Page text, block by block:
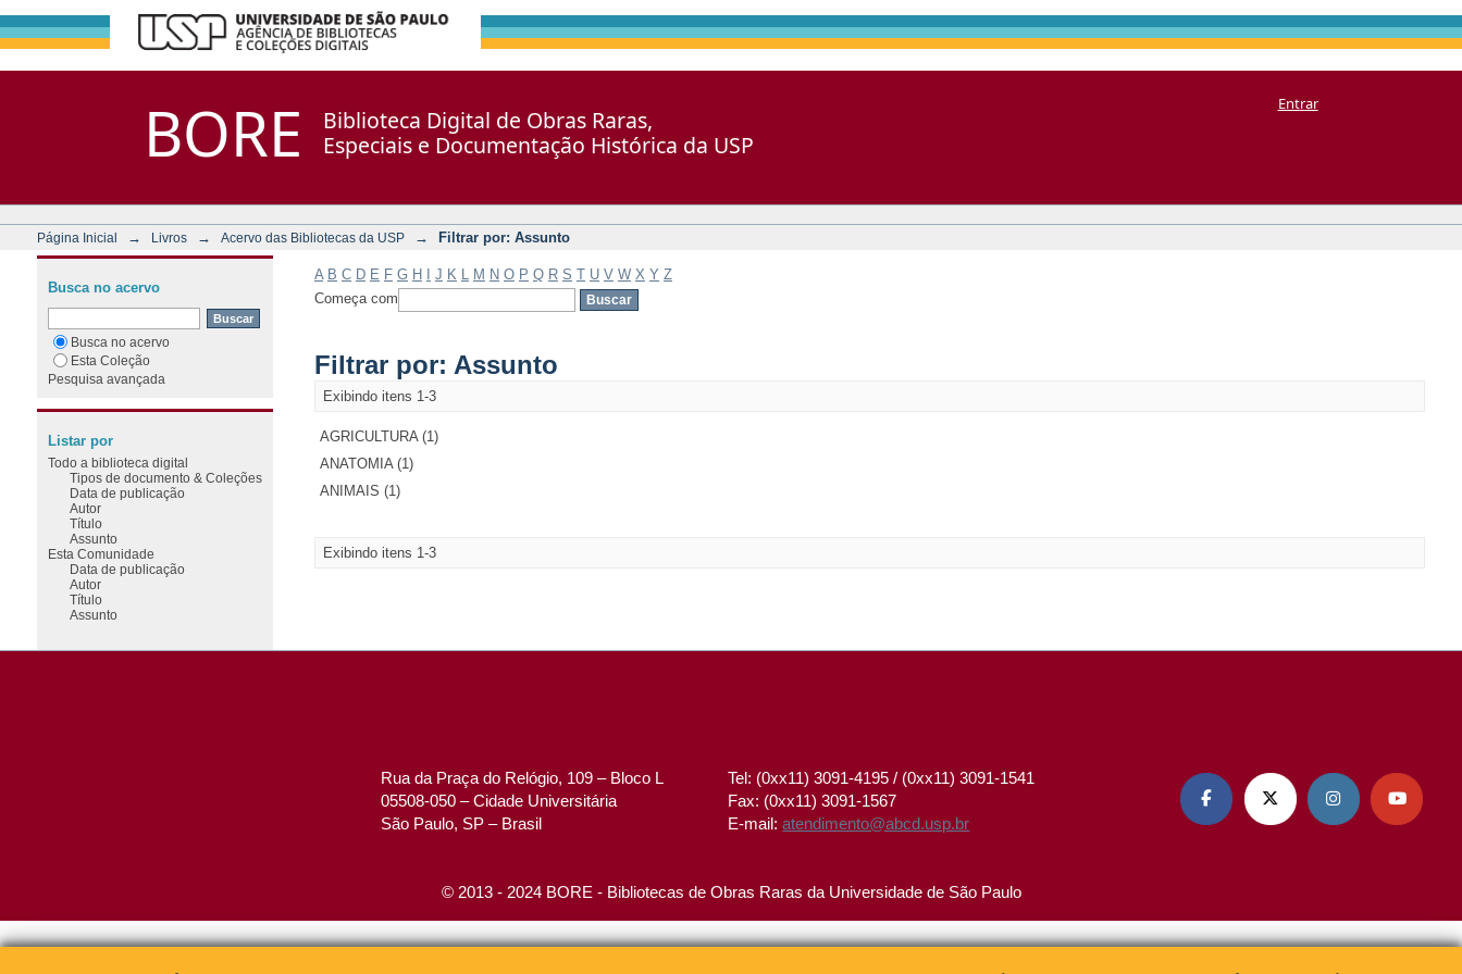
BORE
Biblioteca Digital de Obras Raras,
Especiais e Documentação Histórica da USP
Entrar
Página Inicial → Livros → Acervo das Bibliotecas da USP → Filtrar por: Assunto
A B C D E F G H J K M N O P Q R S T U V W X Y Z
Começa com
Filtrar por: Assunto
Exibindo itens 1-3
AGRICULTURA (1)
ANATOMIA (1)
ANIMAIS (1)
Exibindo itens 1-3
Busca no acervo
Busca no acervo
Esta Coleção
Pesquisa avançada
Listar por
Todo a biblioteca digital
Tipos de documento & Coleções
Data de publicação
Autor
Título
Assunto
Esta Comunidade
Data de publicação
Autor
Título
Assunto
Rua da Praça do Relógio, 109 – Bloco L
05508-050 – Cidade Universitária
São Paulo, SP – Brasil
Tel: (0xx11) 3091-4195 / (0xx11) 3091-1541
Fax: (0xx11) 3091-1567
E-mail:atendimento@abcd.usp.br
   
© 2013 - 2024 BORE - Bibliotecas de Obras Raras da Universidade de São Paulo